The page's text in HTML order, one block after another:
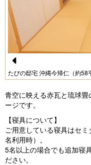
Pr
e
vi
o
u
s
たびの邸宅 沖縄今帰仁（約58
青空に映える赤瓦と琉球
ージです。
【寝具について】
ご用意している寝具はセ
名利用時）。
5名以上の場合でも追加寝
ださい。